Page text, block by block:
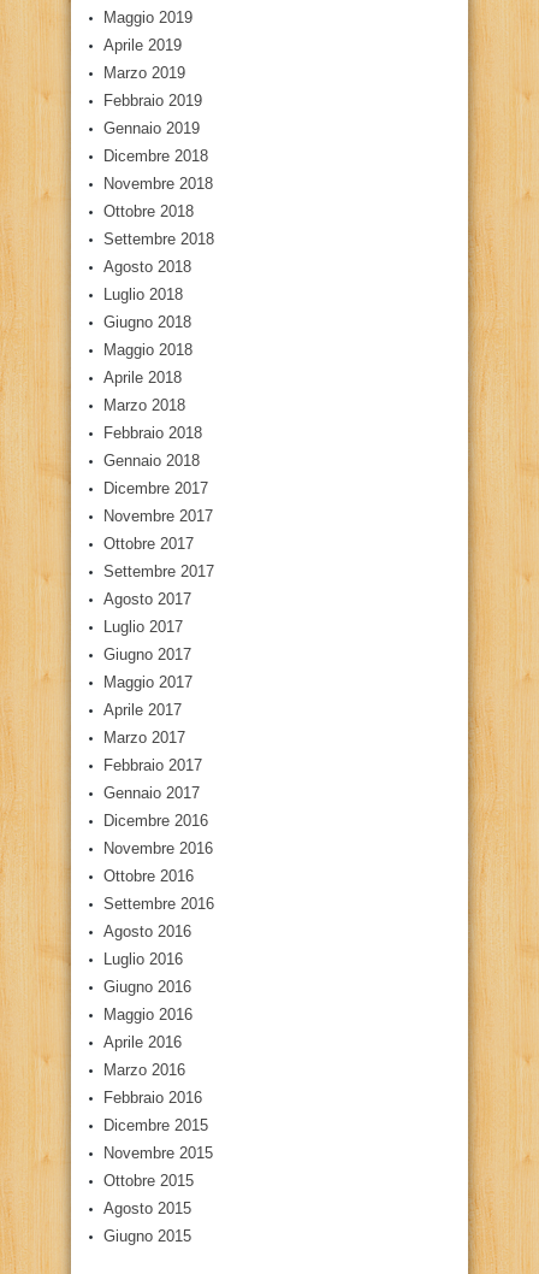
Maggio 2019
Aprile 2019
Marzo 2019
Febbraio 2019
Gennaio 2019
Dicembre 2018
Novembre 2018
Ottobre 2018
Settembre 2018
Agosto 2018
Luglio 2018
Giugno 2018
Maggio 2018
Aprile 2018
Marzo 2018
Febbraio 2018
Gennaio 2018
Dicembre 2017
Novembre 2017
Ottobre 2017
Settembre 2017
Agosto 2017
Luglio 2017
Giugno 2017
Maggio 2017
Aprile 2017
Marzo 2017
Febbraio 2017
Gennaio 2017
Dicembre 2016
Novembre 2016
Ottobre 2016
Settembre 2016
Agosto 2016
Luglio 2016
Giugno 2016
Maggio 2016
Aprile 2016
Marzo 2016
Febbraio 2016
Dicembre 2015
Novembre 2015
Ottobre 2015
Agosto 2015
Giugno 2015